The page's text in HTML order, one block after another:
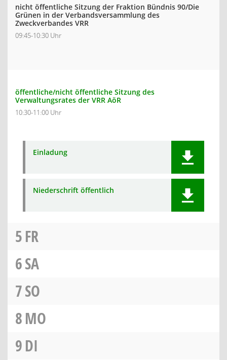
nicht öffentliche Sitzung der Fraktion Bündnis 90/Die
Grünen in der Verbandsversammlung des
Zweckverbandes VRR
09:45-10:30 Uhr
öffentliche/nicht öffentliche Sitzung des
Verwaltungsrates der VRR AöR
10:30-11:00 Uhr
Einladung
Niederschrift öffentlich
5FR
6SA
7SO
8MO
9DI